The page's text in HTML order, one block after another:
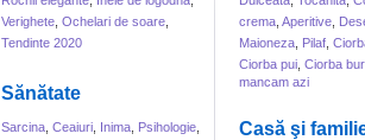
Verighete Ochelari de soare
Tendinte 2020
Sănătate
Sarcina Ceaiuri Inima Psihologie
crema Aperitive
Maioneza Pilaf
Ciorba pui Ciorba
mancam azi
Casă şi